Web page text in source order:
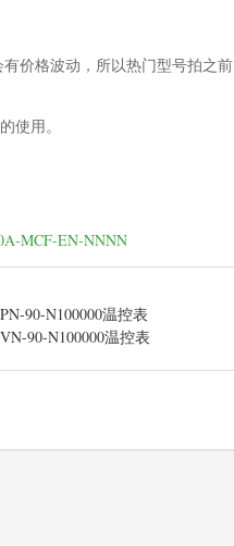
价格波动，所以热门型号拍之前
使用。
MCF-EN-NNNN
90-N100000温控表
90-N100000温控表